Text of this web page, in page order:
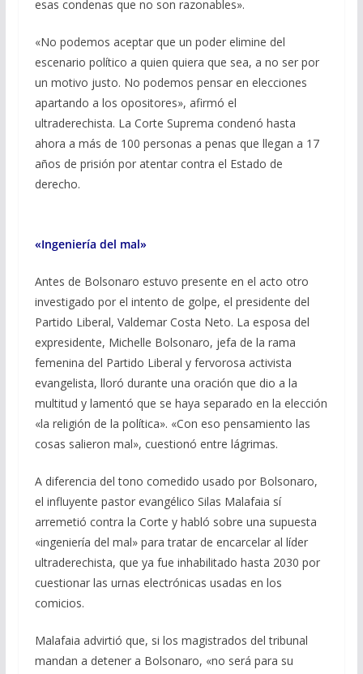
esas condenas que no son razonables».
«No podemos aceptar que un poder elimine del
escenario político a quien quiera que sea, a no ser por
un motivo justo. No podemos pensar en elecciones
apartando a los opositores», afirmó el
ultraderechista. La Corte Suprema condenó hasta
ahora a más de 100 personas a penas que llegan a 17
años de prisión por atentar contra el Estado de
derecho.
«Ingeniería del mal»
Antes de Bolsonaro estuvo presente en el acto otro
investigado por el intento de golpe, el presidente del
Partido Liberal, Valdemar Costa Neto. La esposa del
expresidente, Michelle Bolsonaro, jefa de la rama
femenina del Partido Liberal y fervorosa activista
evangelista, lloró durante una oración que dio a la
multitud y lamentó que se haya separado en la elección
«la religión de la política». «Con eso pensamiento las
cosas salieron mal», cuestionó entre lágrimas.
A diferencia del tono comedido usado por Bolsonaro,
el influyente pastor evangélico Silas Malafaia sí
arremetió contra la Corte y habló sobre una supuesta
«ingeniería del mal» para tratar de encarcelar al líder
ultraderechista, que ya fue inhabilitado hasta 2030 por
cuestionar las urnas electrónicas usadas en los
comicios.
Malafaia advirtió que, si los magistrados del tribunal
mandan a detener a Bolsonaro, «no será para su